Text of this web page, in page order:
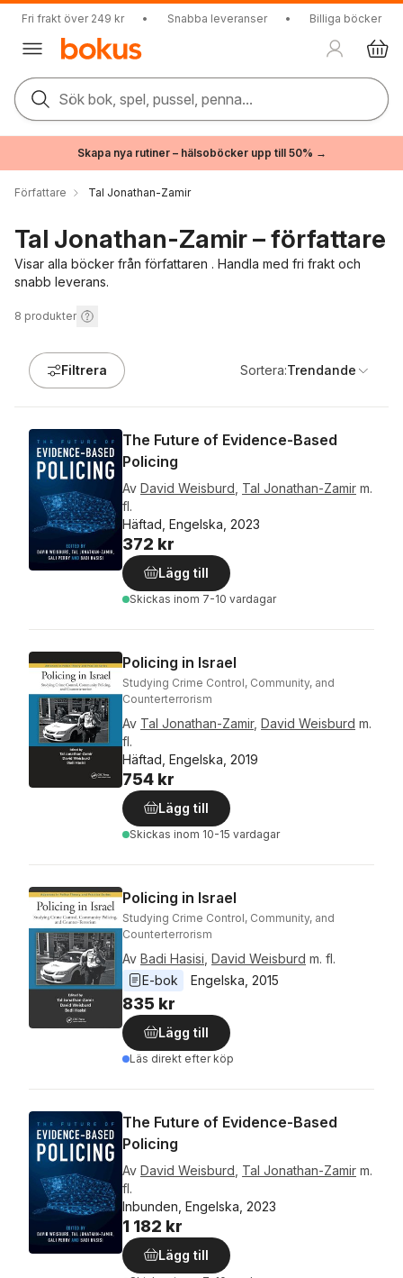
Fri frakt över 249 kr • Snabba leveranser • Billiga böcker
Sök bok, spel, pussel, penna...
Skapa nya rutiner – hälsoböcker upp till 50% →
Författare Tal Jonathan-Zamir
Tal Jonathan-Zamir – författare
Visar alla böcker från författaren . Handla med fri frakt och
snabb leverans.
8 produkter
Filtrera Sortera:Trendande
The Future of Evidence-Based
Policing
Av David Weisburd Tal Jonathan-Zamir m.
fl.
Häftad, Engelska, 2023
372 kr
Lägg till
Skickas inom 7-10 vardagar
Policing in Israel
Studying Crime Control, Community, and
Counterterrorism
Av Tal Jonathan-Zamir, David Weisburd m.
fl.
Häftad, Engelska, 2019
754 kr
Lägg till
Skickas inom 10-15 vardagar
Policing in Israel
Studying Crime Control, Community, and
Counterterrorism
Av Badi Hasisi David Weisburd m. fl.
E-bok
Engelska 2015
835 kr
Lägg till
Läs direkt efter köp
The Future of Evidence-Based
Policing
Av David Weisburd Tal Jonathan-Zamir m.
fl.
Inbunden, Engelska, 2023
1 182 kr
Lägg till